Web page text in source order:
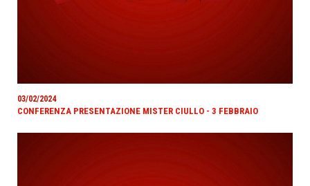
03/02/2024
CONFERENZA PRESENTAZIONE MISTER CIULLO - 3 FEBBRAIO